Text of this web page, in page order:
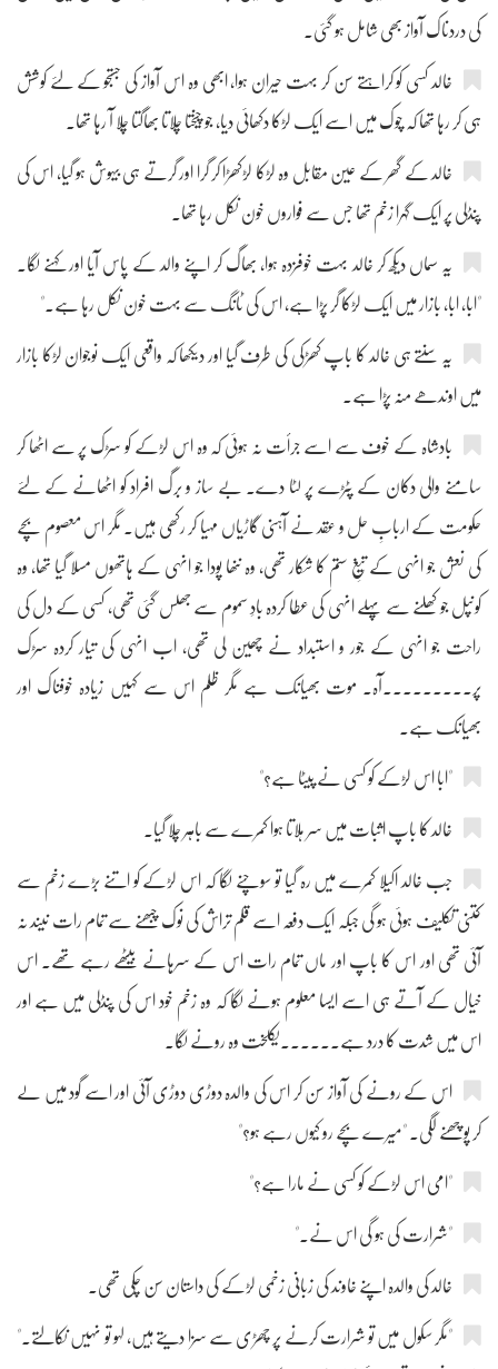
کی دردناک آواز بھی شامل ہو گئی۔
خالد کسی کو کراہتے سن کر بہت حیران ہوا، ابھی وہ اس آواز کی جستجو کے لئے کوشش
ہی کر رہا تھا کہ چوک میں اسے ایک لڑکا دکھائی دیا، جو چیختا چلاتا بھاگتا چلا آ رہا تھا۔
خالد کے گھر کے عین مقابل وہ لڑکا لڑکھڑا کر گرا اور گرتے ہی بیہوش ہو گیا، اس کی
پنڈلی پر ایک گہرا زخم تھا جس سے فواروں خون نکل رہا تھا۔
یہ سماں دیکھ کر خالد بہت خوفزدہ ہوا، بھاگ کر اپنے والد کے پاس آیا اور کہنے لگا۔
"ابا، ابا، بازار میں ایک لڑکا گر پڑا ہے، اس کی ٹانگ سے بہت خون نکل رہا ہے۔"
یہ سنتے ہی خالد کا باپ کھڑکی کی طرف گیا اور دیکھا کہ واقعی ایک نوجوان لڑکا بازار
میں اوندھے منہ پڑا ہے۔
بادشاہ کے خوف سے اسے جرأت نہ ہوئی کہ وہ اس لڑکے کو سڑک پر سے اٹھا کر
سامنے والی دکان کے پٹڑے پر لٹا دے۔ بے ساز و برگ افراد کو اٹھانے کے لئے
حکومت کے اربابِ حل و عقد نے آہنی گاڑیاں مہیا کر رکھی ہیں۔ مگر اس معصوم بچے
کی نعش جو انہی کے تیغِ ستم کا شکار تھی، وہ ننھا پودا جو انہی کے ہاتھوں مسلا گیا تھا، وہ
کونپل جو کھلنے سے پہلے انہی کی عطا کردہ بادِ سموم سے جھلس گئی تھی، کسی کے دل کی
راحت جو انہی کے جور و استبداد نے چھین لی تھی، اب انہی کی تیار کردہ سڑک
پر۔۔۔۔۔۔۔۔۔آہ۔ موت بھیانک ہے مگر ظلم اس سے کہیں زیادہ خوفناک اور
بھیانک ہے۔
"ابا اس لڑکے کو کسی نے پیٹا ہے؟"
خالد کا باپ اثبات میں سر ہلاتا ہوا کمرے سے باہر چلا گیا۔
جب خالد اکیلا کمرے میں رہ گیا تو سوچنے لگا کہ اس لڑکے کو اتنے بڑے زخم سے
کتنی تکلیف ہوئی ہو گی جبکہ ایک دفعہ اسے قلم تراش کی نوک چبھنے سے تمام رات نیند نہ
آئی تھی اور اس کا باپ اور ماں تمام رات اس کے سرہانے بیٹھے رہے تھے۔ اس
خیال کے آتے ہی اسے ایسا معلوم ہونے لگا کہ وہ زخم خود اس کی پنڈلی میں ہے اور
اس میں شدت کا درد ہے۔۔۔۔۔۔یکلخت وہ رونے لگا۔
اس کے رونے کی آواز سن کر اس کی والدہ دوڑی دوڑی آئی اور اسے گود میں لے
کر پوچھنے لگی۔ "میرے بچے رو کیوں رہے ہو؟"
"امی اس لڑکے کو کسی نے مارا ہے؟"
"شرارت کی ہو گی اس نے۔"
خالد کی والدہ اپنے خاوند کی زبانی زخمی لڑکے کی داستان سن چکی تھی۔
"مگر سکول میں تو شرارت کرنے پر چھڑی سے سزا دیتے ہیں، لہو تو نہیں نکالتے۔"